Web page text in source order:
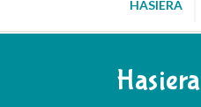
HASIERA
Hasiera